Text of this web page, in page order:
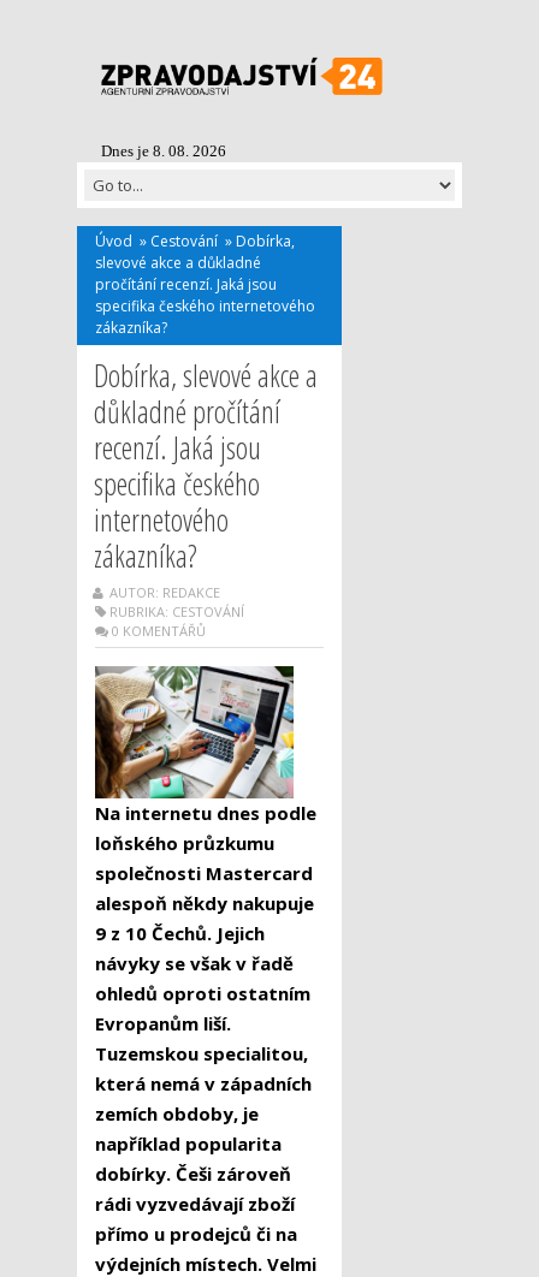
Dnes je 8. 08. 2026
Úvod » Cestování » Dobírka,
slevové akce a důkladné
pročítání recenzí. Jaká jsou
specifika českého internetového
zákazníka?
Dobírka, slevové akce a
důkladné pročítání
recenzí. Jaká jsou
specifika českého
internetového
zákazníka?
AUTOR: REDAKCE
RUBRIKA: CESTOVÁNÍ
0 KOMENTÁŘŮ
Na internetu dnes podle
loňského průzkumu
společnosti Mastercard
alespoň někdy nakupuje
9 z 10 Čechů. Jejich
návyky se však v řadě
ohledů oproti ostatním
Evropanům liší.
Tuzemskou specialitou,
která nemá v západních
zemích obdoby, je
například popularita
dobírky. Češi zároveň
rádi vyzvedávají zboží
přímo u prodejců či na
výdejních místech. Velmi